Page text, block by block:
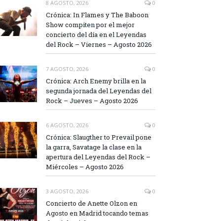
8 AGOSTO, 2026 0
Crónica: In Flames y The Baboon
Show compiten por el mejor
concierto del día en el Leyendas
del Rock – Viernes – Agosto 2026
7 AGOSTO, 2026 0
Crónica: Arch Enemy brilla en la
segunda jornada del Leyendas del
Rock – Jueves – Agosto 2026
6 AGOSTO, 2026 0
Crónica: Slaugther to Prevail pone
la garra, Savatage la clase en la
apertura del Leyendas del Rock –
Miércoles – Agosto 2026
3 AGOSTO, 2026 0
Concierto de Anette Olzon en
Agosto en Madrid tocando temas